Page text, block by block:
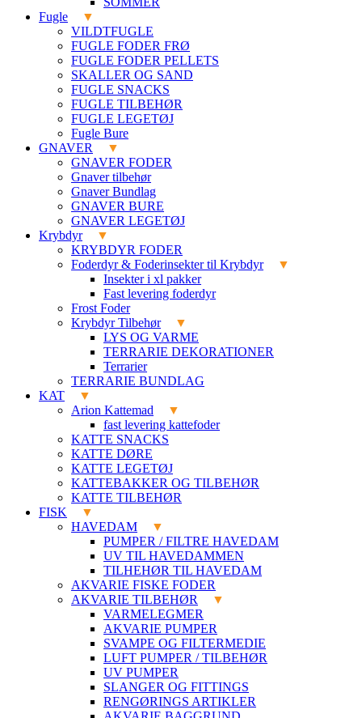
Fugle
VILDTFUGLE
FUGLE FODER FRØ
FUGLE FODER PELLETS
SKALLER OG SAND
FUGLE SNACKS
FUGLE TILBEHØR
FUGLE LEGETØJ
Fugle Bure
GNAVER
GNAVER FODER
Gnaver tilbehør
Gnaver Bundlag
GNAVER BURE
GNAVER LEGETØJ
Krybdyr
KRYBDYR FODER
Foderdyr & Foderinsekter til Krybdyr
Insekter i xl pakker
Fast levering foderdyr
Frost Foder
Krybdyr Tilbehør
LYS OG VARME
TERRARIE DEKORATIONER
Terrarier
TERRARIE BUNDLAG
KAT
Arion Kattemad
fast levering kattefoder
KATTE SNACKS
KATTE DØRE
KATTE LEGETØJ
KATTEBAKKER OG TILBEHØR
KATTE TILBEHØR
FISK
HAVEDAM
PUMPER / FILTRE HAVEDAM
UV TIL HAVEDAMMEN
TILHEHØR TIL HAVEDAM
AKVARIE FISKE FODER
AKVARIE TILBEHØR
VARMELEGMER
AKVARIE PUMPER
SVAMPE OG FILTERMEDIE
LUFT PUMPER / TILBEHØR
UV PUMPER
SLANGER OG FITTINGS
RENGØRINGS ARTIKLER